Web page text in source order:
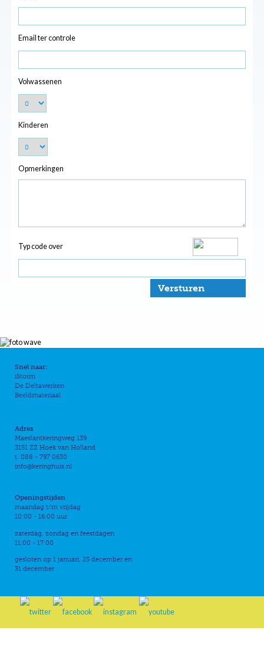
Email ter controle
Volwassenen
Kinderen
Opmerkingen
Typ code over
Versturen
Snel naar:
iStorm
De Deltawerken
Beeldmateriaal
Adres
Maeslantkeringweg 139
3151 ZZ Hoek van Holland
t. 088 - 797 0630
info@keringhuis.nl
Openingstijden
maandag t/m vrijdag
10:00 - 16:00 uur
zaterdag, zondag en feestdagen
11:00 - 17:00
gesloten op 1 januari, 25 december en
31 december